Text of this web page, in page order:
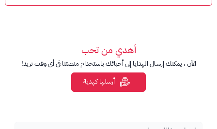
لماذا تختاربطاقة جرير للهدايا الإلكترونية؟
تُعطي حرية الاختيار للشخص الذي تُهديه البطاقة.
تُقدم لك فئات شحن متنوعة لتختار ما يناسبك.
كيف استخدم بطاقة جرير هدايا
ببساطة، قدم بطاقتك عند الدفع وسيتم خصم
أهدي من تحب
الآن ، يمكنك إرسال الهدايا إلى أحبائك باستخدام منصتنا في أي وقت تريد!
أرسلها كهدية